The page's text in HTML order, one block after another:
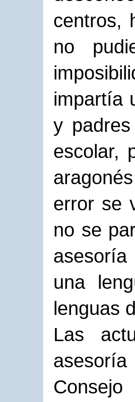
centros,
no
impartía
y
escolar,
error se
no se
una
lenguas
Las